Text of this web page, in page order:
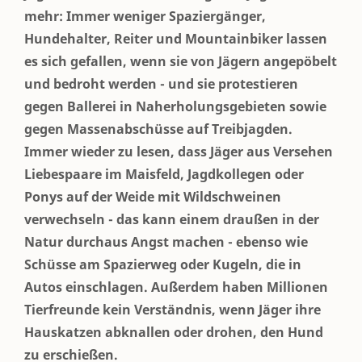
mehr: Immer weniger Spaziergänger,
Hundehalter, Reiter und Mountainbiker lassen
es sich gefallen, wenn sie von Jägern angepöbelt
und bedroht werden - und sie protestieren
gegen Ballerei in Naherholungsgebieten sowie
gegen Massenabschüsse auf Treibjagden.
Immer wieder zu lesen, dass Jäger aus Versehen
Liebespaare im Maisfeld, Jagdkollegen oder
Ponys auf der Weide mit Wildschweinen
verwechseln - das kann einem draußen in der
Natur durchaus Angst machen - ebenso wie
Schüsse am Spazierweg oder Kugeln, die in
Autos einschlagen. Außerdem haben Millionen
Tierfreunde kein Verständnis, wenn Jäger ihre
Hauskatzen abknallen oder drohen, den Hund
zu erschießen.